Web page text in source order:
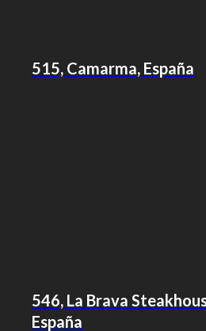
515, Camarma, España
546, La Brava
España